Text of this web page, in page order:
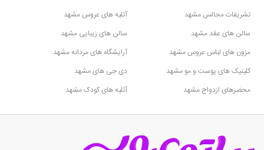
تشریفات مجالس مشهد
آتلیه های عروس مشهد
سالن های عقد مشهد
سالن های زیبایی مشهد
مزون های لباس عروس مشهد
آرایشگاه های مردانه مشهد
کلینیک های پوست و مو مشهد
دی جی های مشهد
محضرهای ازدواج مشهد
آتلیه های کودک مشهد